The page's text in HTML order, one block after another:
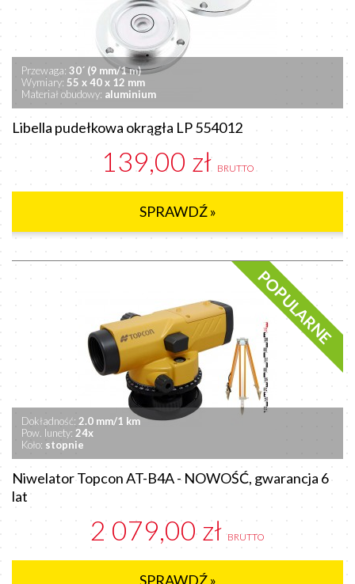
Przewaga: 30´ (9 mm/1 m)
Wymiary: 55 x 40 x 12 mm
Materiał obudowy: aluminium
Libella pudełkowa okrągła LP 554012
139,00 zł BRUTTO
SPRAWDŹ »
Dokładność: 2.0 mm/1 km
Pow. lunety: 24x
Koło: stopnie
POPULARNE
Niwelator Topcon AT-B4A - NOWOŚĆ, gwarancja 6
lat
2 079,00 zł BRUTTO
SPRAWDŹ »